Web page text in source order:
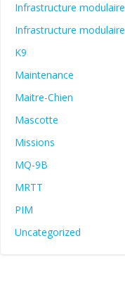
Infrastructure modulaire
Infrastructure modulaire
K9
Maintenance
Maitre-Chien
Mascotte
Missions
MQ-9B
MRTT
PIM
Uncategorized